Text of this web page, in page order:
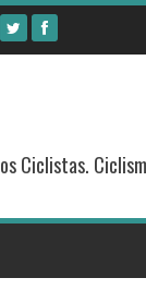
Ciclistas.